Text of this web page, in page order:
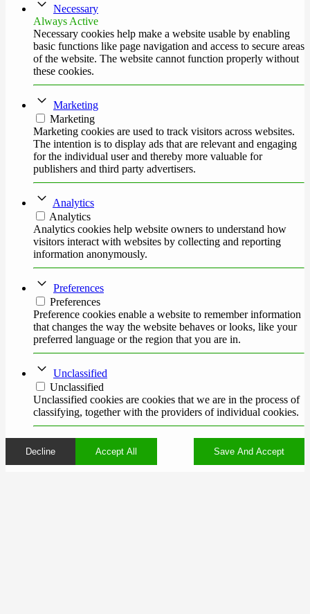
Necessary
Always Active
Necessary cookies help make a website usable by enabling
basic functions like page navigation and access to secure areas
of the website. The website cannot function properly without
these cookies.
Marketing
Marketing
Marketing cookies are used to track visitors across websites.
The intention is to display ads that are relevant and engaging
for the individual user and thereby more valuable for
publishers and third party advertisers.
Analytics
Analytics
Analytics cookies help website owners to understand how
visitors interact with websites by collecting and reporting
information anonymously.
Preferences
Preferences
Preference cookies enable a website to remember information
that changes the way the website behaves or looks, like your
preferred language or the region that you are in.
Unclassified
Unclassified
Unclassified cookies are cookies that we are in the process of
classifying, together with the providers of individual cookies.
Decline Accept All Save And Accept